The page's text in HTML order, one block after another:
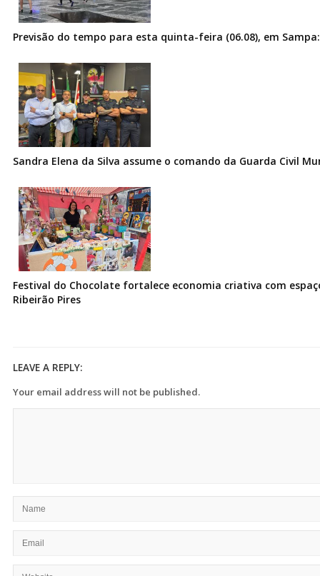
Previsão do tempo para esta quinta-feira (06.08), em
Sandra Elena da Silva assume o comando da Guarda Civil
Festival do Chocolate fortalece economia criativa com
Ribeirão Pires
LEAVE A REPLY:
Your email address will not be published.